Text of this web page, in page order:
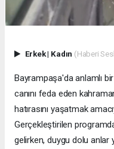
Erkek| Kadın (Haberi
Bayrampaşa'da anlamlı
canını feda eden
hatırasını yaşatmak
Gerçekleştirilen
gelirken, duygu dolu anlar